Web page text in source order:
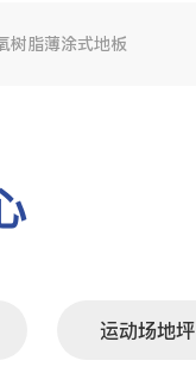
树脂薄涂式地板
运动场地坪